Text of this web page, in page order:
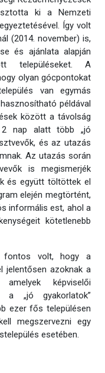
ki a Nemzeti
Így volt
(2014. november) is,
és ajánlata alapján
településeket. A
olyan gócpontokat
van egymás
példával
között a távolság
nap alatt több „jó
és az utazás
Az utazás során
is megismerjék
és együtt töltöttek el
elején megtörtént,
informális est, ahol a
kötetlenebb
fontos volt, hogy a
jelentősen azoknak a
képviselői
a „jó gyakorlatok”
ezer fős településen
megszervezni egy
esetében.